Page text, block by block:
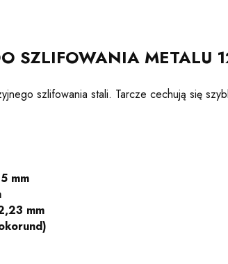
SZLIFOWANIA METALU
szlifowania stali. Tarcze cechują się
mm
mm